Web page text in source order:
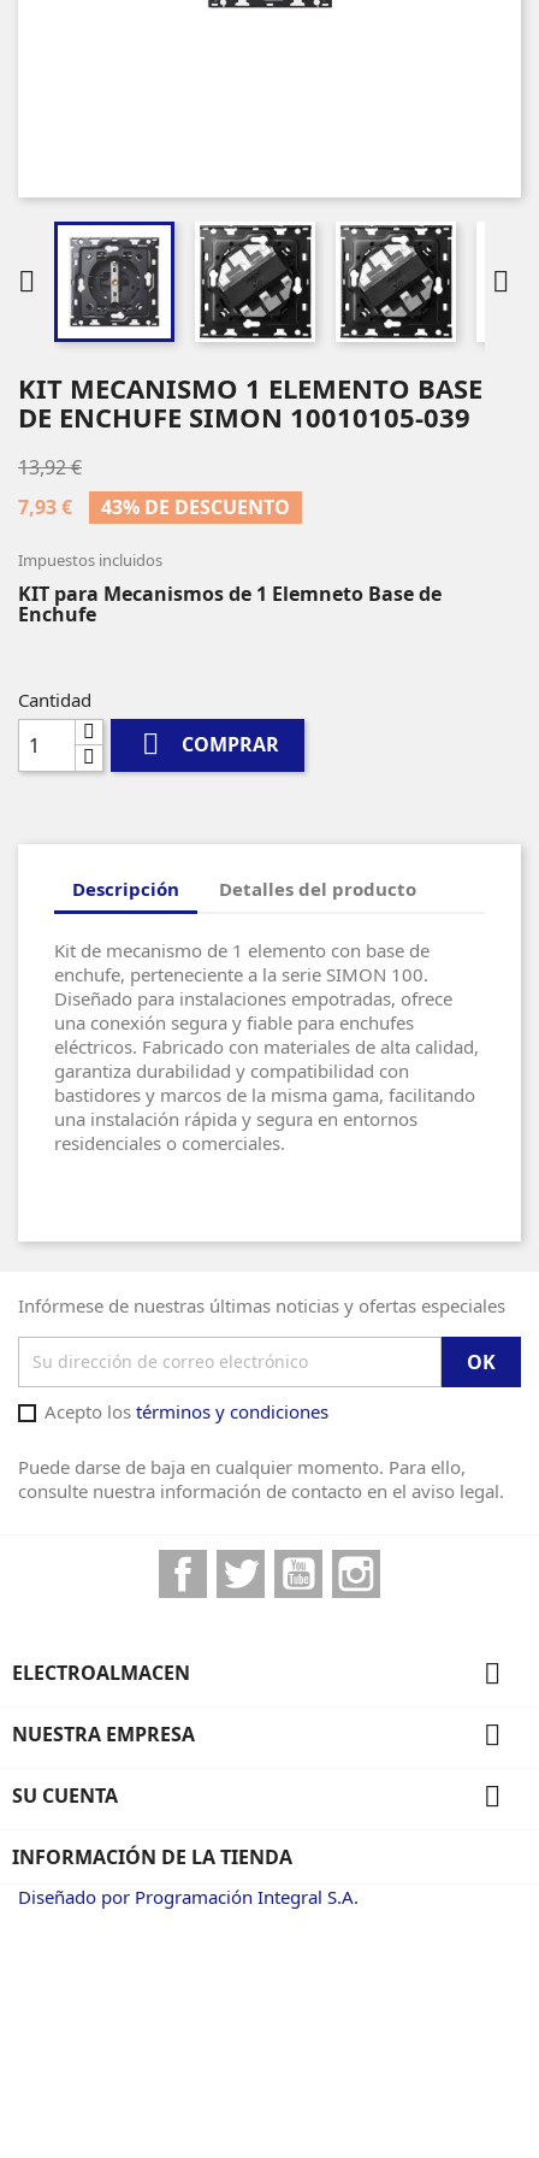
 
KIT MECANISMO 1 ELEMENTO BASE
DE ENCHUFE SIMON 10010105-039
13,92 €
7,93 €
43% DE DESCUENTO
Impuestos incluidos
KIT para Mecanismos de 1 Elemneto Base de
Enchufe
Cantidad
 COMPRAR
Descripción Detalles del producto
Kit de mecanismo de 1 elemento con base de
enchufe, perteneciente a la serie SIMON 100.
Diseñado para instalaciones empotradas, ofrece
una conexión segura y fiable para enchufes
eléctricos. Fabricado con materiales de alta calidad,
garantiza durabilidad y compatibilidad con
bastidores y marcos de la misma gama, facilitando
una instalación rápida y segura en entornos
residenciales o comerciales.
Infórmese de nuestras últimas noticias y ofertas especiales
Acepto los términos y condiciones
Puede darse de baja en cualquier momento. Para ello,
consulte nuestra información de contacto en el aviso legal.
FacebookTwitter YouTube
ELECTROALMACEN 
NUESTRA EMPRESA 
SU CUENTA 
INFORMACIÓN DE LA TIENDA
Diseñado por Programación Integral S.A.